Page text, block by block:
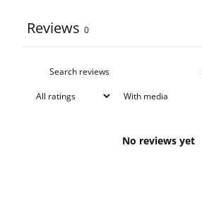
Reviews 0
With media
No reviews yet